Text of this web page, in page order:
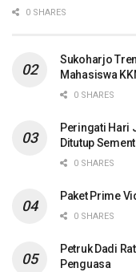
0 SHARES
Sukoharjo
Mahasiswa
0 SHARES
Peringati Hari
Ditutup
0 SHARES
Paket Prime
0 SHARES
Petruk Dadi
Penguasa